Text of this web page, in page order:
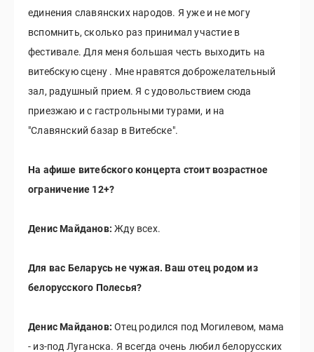
единения славянских народов. Я уже и не могу
вспомнить, сколько раз принимал участие в
фестивале. Для меня большая честь выходить на
витебскую сцену . Мне нравятся доброжелательный
зал, радушный прием. Я с удовольствием сюда
приезжаю и с гастрольными турами, и на
"Славянский базар в Витебске".
На афише витебского концерта стоит возрастное
ограничение 12+?
Денис Майданов:Жду всех.
Для вас Беларусь не чужая. Ваш отец родом из
белорусского Полесья?
Денис Майданов:Отец родился под Могилевом, мама
- из-под Луганска. Я всегда очень любил белорусских